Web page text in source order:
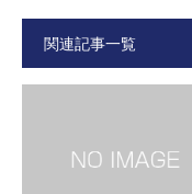
関連記事一覧